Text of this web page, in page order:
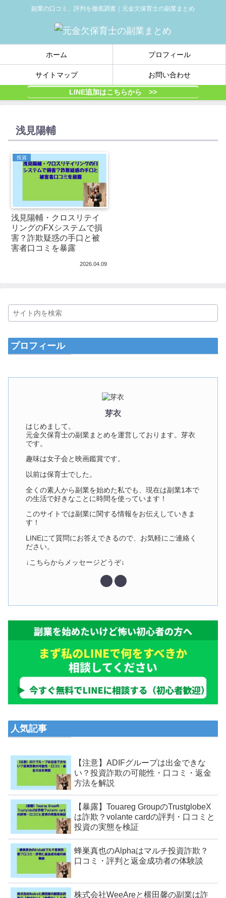
副業の口コミ、評判を徹底調査｜元金欠保育士の副業まとめ
ホーム プロフィール
サイトマップ お問い合わせ
LINE追加はこちらから >>
浅見陽輔
投資
浅見陽輔・クロスリテイ
リングのFXシステムで損
害？詐欺疑惑の手口と被
害者口コミを暴露
2026.04.09
プロフィール
芽衣
はじめまして。
元金欠保育士の副業まとめを運営しております。芽衣
です。
趣味は女子会と映画鑑賞です。
以前は保育士でした。
全くの素人から副業を始めた私でも、現在は副業1本で
の生活で好きなことに時間を使っています！
このサイトでは副業に関する情報をお伝えしていきま
す！
LINEにて質問にお答えできるので、お気軽にご連絡く
ださい。
↓こちらからメッセージどうぞ↓
人気記事
【注意】ADIFグループは出金できな
い？投資詐欺の可能性・口コミ・返金
方法を解説
【暴露】Touareg GroupのTrustglobeX
は詐欺？volante cardの評判・口コミと
投資の実態を検証
蜂巣真也のAlphaはマルチ投資詐欺？
口コミ・評判と返金成功者の体験談
株式会社WeeAreと横田馨の副業は詐